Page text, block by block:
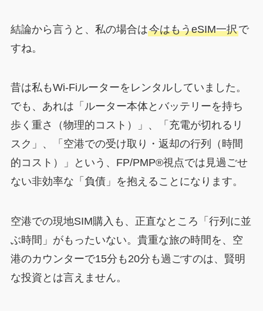
結論から言うと、私の場合は今はもうeSIM一択で
すね。
昔は私もWi-Fiルーターをレンタルしていました。
でも、あれは「ルーター本体とバッテリーを持ち
歩く重さ（物理的コスト）」、「充電が切れるリ
スク」、「空港での受け取り・返却の行列（時間
的コスト）」という、FP/PMP®視点では見過ごせ
ない非効率な「負債」を抱えることになります。
空港での現地SIM購入も、正直なところ「行列に並
ぶ時間」がもったいない。貴重な旅の時間を、空
港のカウンターで15分も20分も過ごすのは、賢明
な投資とは言えません。